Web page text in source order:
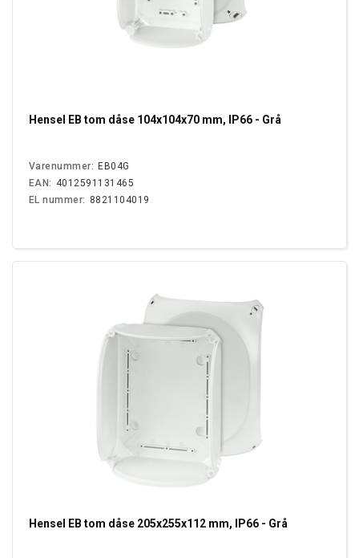
Hensel EB tom dåse 104x104x70 mm, IP66 - Grå
Varenummer: EB04G
EAN: 4012591131465
EL nummer: 8821104019
Hensel EB tom dåse 205x255x112 mm, IP66 - Grå